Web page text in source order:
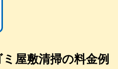
屋敷清掃の料金例